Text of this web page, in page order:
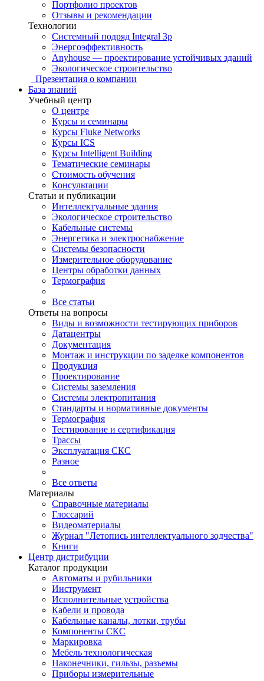
Портфолио проектов
Отзывы и рекомендации
Технологии
Системный подряд Integral 3p
Энергоэффективность
Anyhouse — проектирование устойчивых зданий
Экологическое строительство
Презентация о компании
База знаний
Учебный центр
О центре
Курсы и семинары
Курсы Fluke Networks
Курсы ICS
Курсы Intelligent Building
Тематические семинары
Стоимость обучения
Консультации
Статьи и публикации
Интеллектуальные здания
Экологическое строительство
Кабельные системы
Энергетика и электроснабжение
Системы безопасности
Измерительное оборудование
Центры обработки данных
Термография
Все статьи
Ответы на вопросы
Виды и возможности тестирующих приборов
Датацентры
Документация
Монтаж и инструкции по заделке компонентов
Продукция
Проектирование
Системы заземления
Системы электропитания
Стандарты и нормативные документы
Термография
Тестирование и сертификация
Трассы
Эксплуатация СКС
Разное
Все ответы
Материалы
Справочные материалы
Глоссарий
Видеоматериалы
Журнал "Летопись интеллектуального зодчества"
Книги
Центр дистрибуции
Каталог продукции
Автоматы и рубильники
Инструмент
Исполнительные устройства
Кабели и провода
Кабельные каналы, лотки, трубы
Компоненты СКС
Маркировка
Мебель технологическая
Наконечники, гильзы, разъемы
Приборы измерительные